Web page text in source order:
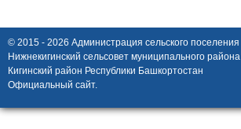
© 2015 - 2026 Администрация сельского поселения
Нижнекигинский сельсовет муниципального района
Кигинский район Республики Башкортостан
Официальный сайт.